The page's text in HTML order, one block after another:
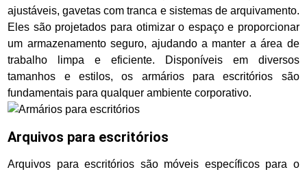
ajustáveis, gavetas com tranca e sistemas de arquivamento.
Eles são projetados para otimizar o espaço e proporcionar
um armazenamento seguro, ajudando a manter a área de
trabalho limpa e eficiente. Disponíveis em diversos
tamanhos e estilos, os armários para escritórios são
fundamentais para qualquer ambiente corporativo.
Arquivos para escritórios
Arquivos para escritórios são móveis específicos para o